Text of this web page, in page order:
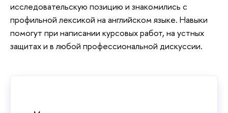
исследовательскую позицию и знакомились с
профильной лексикой на английском языке. Навыки
помогут при написании курсовых работ, на устных
защитах и в любой профессиональной дискуссии.